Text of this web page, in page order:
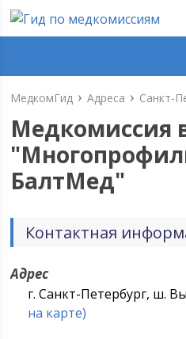
МедкомГид Адреса Санкт-
Медкомиссия
"
БалтМед"
Контактная
Адрес
г. Санкт-Петербург, ш.
на карте)